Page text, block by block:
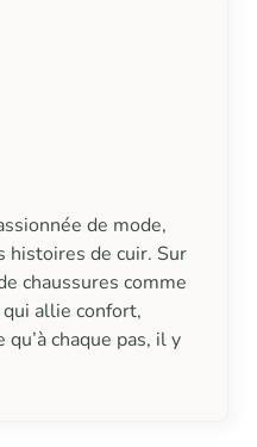
de mode,
de cuir. Sur
chaussures comme
allie confort,
chaque pas, il y